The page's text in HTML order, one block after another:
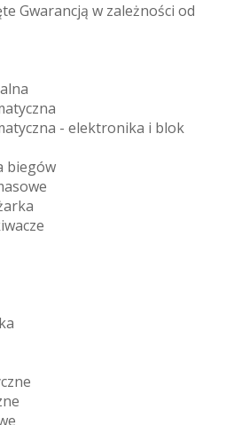
Gwarancją w zależności od
- elektronika i blok
biegów